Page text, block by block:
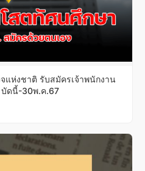
แห่งชาติ รับสมัครเจ้าพนักงาน
ดนี้-30พ.ค.67